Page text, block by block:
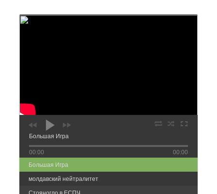
Большая Игра
00:00
00:00
Большая Игра
молдавский нейтралитет